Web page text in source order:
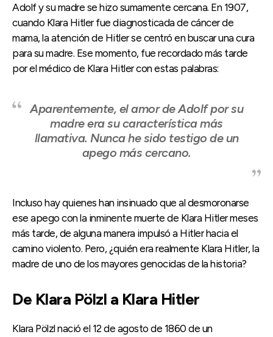
Adolf y su madre se hizo sumamente cercana. En 1907,
cuando Klara Hitler fue diagnosticada de cáncer de
mama, la atención de Hitler se centró en buscar una cura
para su madre. Ese momento, fue recordado más tarde
por el médico de Klara Hitler con estas palabras:
Aparentemente, el amor de Adolf por su
madre era su característica más
llamativa. Nunca he sido testigo de un
apego más cercano.
Incluso hay quienes han insinuado que al desmoronarse
ese apego con la inminente muerte de Klara Hitler meses
más tarde, de alguna manera impulsó a Hitler hacia el
camino violento. Pero, ¿quién era realmente Klara Hitler, la
madre de uno de los mayores genocidas de la historia?
De Klara Pölzl a Klara Hitler
Klara Pölzl nació el 12 de agosto de 1860 de un